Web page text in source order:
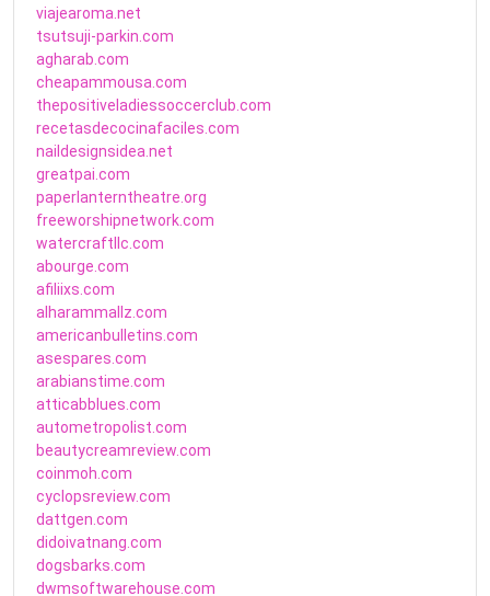
viajearoma.net
tsutsuji-parkin.com
agharab.com
cheapammousa.com
thepositiveladiessoccerclub.com
recetasdecocinafaciles.com
naildesignsidea.net
greatpai.com
paperlanterntheatre.org
freeworshipnetwork.com
watercraftllc.com
abourge.com
afiliixs.com
alharammallz.com
americanbulletins.com
asespares.com
arabianstime.com
atticabblues.com
autometropolist.com
beautycreamreview.com
coinmoh.com
cyclopsreview.com
dattgen.com
didoivatnang.com
dogsbarks.com
dwmsoftwarehouse.com